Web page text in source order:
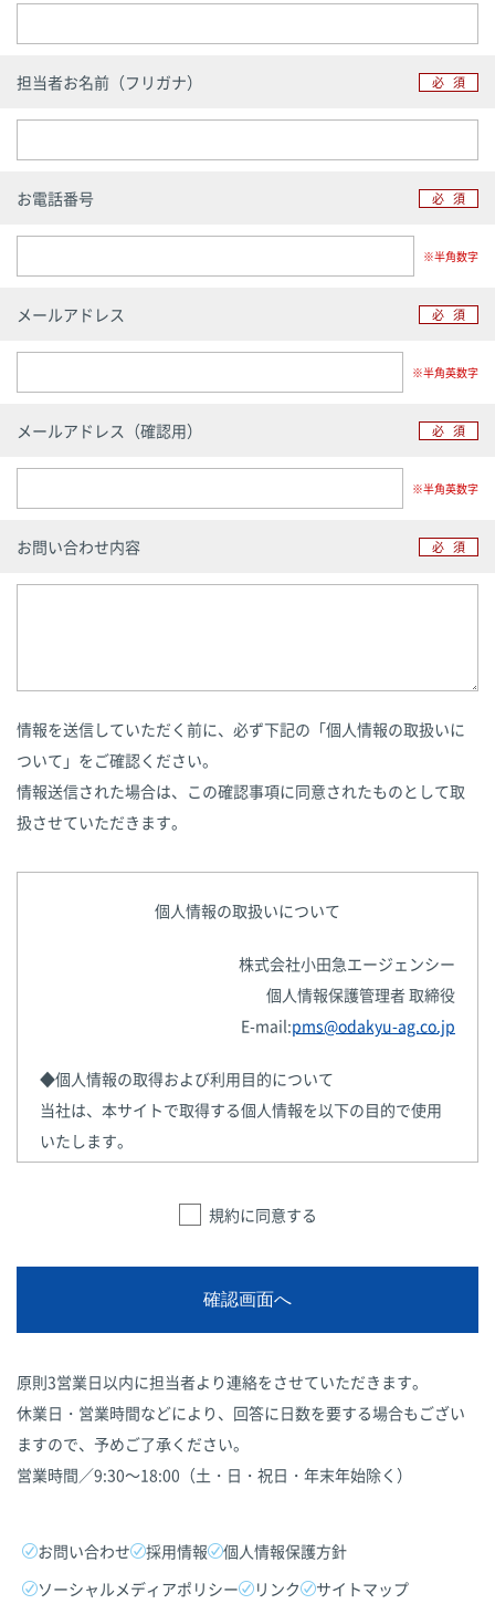
担当者お名前（フリガナ） 必須
お電話番号 必須
※半角数字
メールアドレス 必須
※半角英数字
メールアドレス（確認用） 必須
※半角英数字
お問い合わせ内容 必須
情報を送信していただく前に、必ず下記の「個人情報の取扱いに
ついて」をご確認ください。
情報送信された場合は、この確認事項に同意されたものとして取
扱させていただきます。
個人情報の取扱いについて
株式会社小田急エージェンシー
個人情報保護管理者 取締役
E-mail:pms@odakyu-ag.co.jp
◆個人情報の取得および利用目的について
当社は、本サイトで取得する個人情報を以下の目的で使用
いたします。
当社は法律で定められている場合を除いて、お客様の個人
情報をご本人の同意を得ずに第三者に提供することはあり
委託する場合は、個人情報を適切に取り扱っていると認め
られる委託先を選定します。
◆個人情報を与えることの任意性等について
個人情報の提供は任意です。しかし、必要な情報が提供さ
場合がございます。
規約に同意する
確認画面へ
原則3営業日以内に担当者より連絡をさせていただきます。
休業日・営業時間などにより、回答に日数を要する場合もござい
ますので、予めご了承ください。
営業時間／9:30～18:00（土・日・祝日・年末年始除く）
お問い合わせ 採用情報
個人情報保護方針
ソーシャルメディアポリシー
リンク サイトマップ